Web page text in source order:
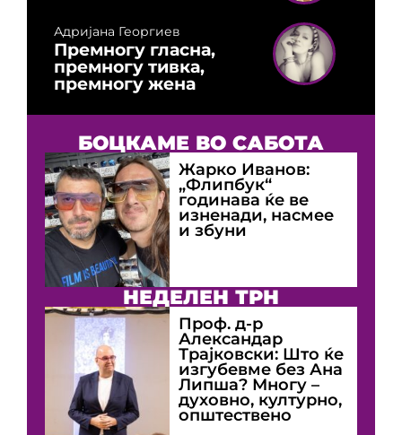
Адријана Георгиев
Премногу гласна,
премногу тивка,
премногу жена
БОЦКАМЕ ВО САБОТА
Жарко Иванов:
„Флипбук“
годинава ќе ве
изненади, насмее
и збуни
НЕДЕЛЕН ТРН
Проф. д-р
Александар
Трајковски: Што ќе
изгубевме без Ана
Липша? Многу –
духовно, културно,
општествено